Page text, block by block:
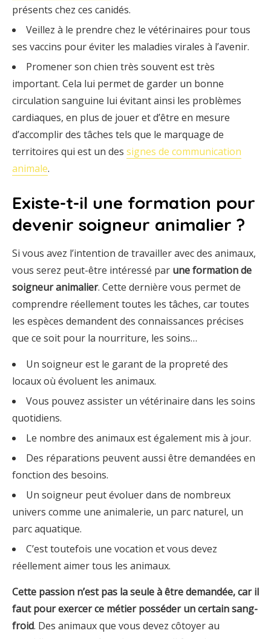
présents chez ces canidés.
Veillez à le prendre chez le vétérinaires pour tous
ses vaccins pour éviter les maladies virales à l’avenir.
Promener son chien très souvent est très
important. Cela lui permet de garder un bonne
circulation sanguine lui évitant ainsi les problèmes
cardiaques, en plus de jouer et d’être en mesure
d’accomplir des tâches tels que le marquage de
territoires qui est un des signes de communication
animale.
Existe-t-il une formation pour
devenir soigneur animalier ?
Si vous avez l’intention de travailler avec des animaux,
vous serez peut-être intéressé par une formation de
soigneur animalier. Cette dernière vous permet de
comprendre réellement toutes les tâches, car toutes
les espèces demandent des connaissances précises
que ce soit pour la nourriture, les soins…
Un soigneur est le garant de la propreté des
locaux où évoluent les animaux.
Vous pouvez assister un vétérinaire dans les soins
quotidiens.
Le nombre des animaux est également mis à jour.
Des réparations peuvent aussi être demandées en
fonction des besoins.
Un soigneur peut évoluer dans de nombreux
univers comme une animalerie, un parc naturel, un
parc aquatique.
C’est toutefois une vocation et vous devez
réellement aimer tous les animaux.
Cette passion n’est pas la seule à être demandée, car il
faut pour exercer ce métier posséder un certain sang-
froid. Des animaux que vous devez côtoyer au